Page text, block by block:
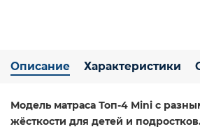
Описание Характеристики
Модель матраса Топ-4 Mini с
жёсткости для детей и